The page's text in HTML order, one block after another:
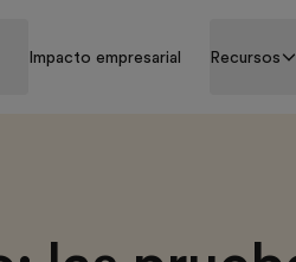
Impacto empresarial Recursos